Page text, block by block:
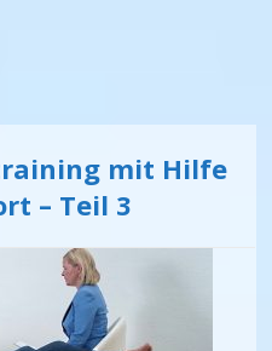
mit Hilfe
– Teil 3